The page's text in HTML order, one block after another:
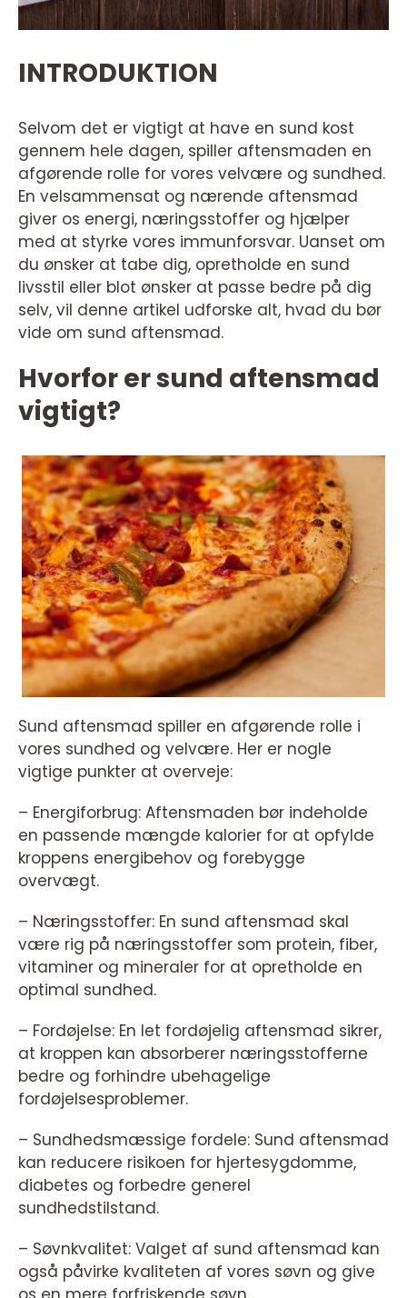
INTRODUKTION
Selvom det er vigtigt at have en sund kost
gennem hele dagen, spiller aftensmaden en
afgørende rolle for vores velvære og sundhed.
En velsammensat og nærende aftensmad
giver os energi, næringsstoffer og hjælper
med at styrke vores immunforsvar. Uanset om
du ønsker at tabe dig, opretholde en sund
livsstil eller blot ønsker at passe bedre på dig
selv, vil denne artikel udforske alt, hvad du bør
vide om sund aftensmad.
Hvorfor er sund aftensmad
vigtigt?
Sund aftensmad spiller en afgørende rolle i
vores sundhed og velvære. Her er nogle
vigtige punkter at overveje:
– Energiforbrug: Aftensmaden bør indeholde
en passende mængde kalorier for at opfylde
kroppens energibehov og forebygge
overvægt.
– Næringsstoffer: En sund aftensmad skal
være rig på næringsstoffer som protein, fiber,
vitaminer og mineraler for at opretholde en
optimal sundhed.
– Fordøjelse: En let fordøjelig aftensmad sikrer,
at kroppen kan absorberer næringsstofferne
bedre og forhindre ubehagelige
fordøjelsesproblemer.
– Sundhedsmæssige fordele: Sund aftensmad
kan reducere risikoen for hjertesygdomme,
diabetes og forbedre generel
sundhedstilstand.
– Søvnkvalitet: Valget af sund aftensmad kan
også påvirke kvaliteten af vores søvn og give